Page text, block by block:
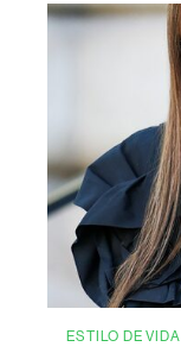
ESTILO DE VIDA